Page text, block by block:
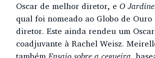
Oscar de melhor diretor, e O
qual foi nomeado ao Globo de
diretor. Este ainda rendeu um
coadjuvante à Rachel Weisz.
também Ensaio sobre a cegueira ,